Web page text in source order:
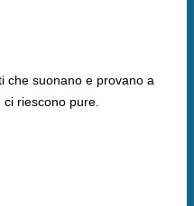
che suonano e provano a
ci riescono pure.